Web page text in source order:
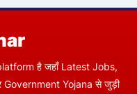
है जहाँ Latest Jobs,
Yojana से जुड़ी